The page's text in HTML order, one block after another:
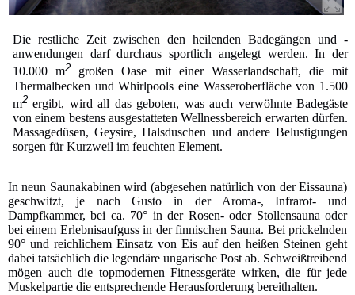
Die restliche Zeit zwischen den heilenden Badegängen und -
anwendungen darf durchaus sportlich angelegt werden. In der
10.000 m2 großen Oase mit einer Wasserlandschaft, die mit
Thermalbecken und Whirlpools eine Wasseroberfläche von 1.500
m2 ergibt, wird all das geboten, was auch verwöhnte Badegäste
von einem bestens ausgestatteten Wellnessbereich erwarten dürfen.
Massagedüsen, Geysire, Halsduschen und andere Belustigungen
sorgen für Kurzweil im feuchten Element.
In neun Saunakabinen wird (abgesehen natürlich von der Eissauna)
geschwitzt, je nach Gusto in der Aroma-, Infrarot- und
Dampfkammer, bei ca. 70° in der Rosen- oder Stollensauna oder
bei einem Erlebnisaufguss in der finnischen Sauna. Bei prickelnden
90° und reichlichem Einsatz von Eis auf den heißen Steinen geht
dabei tatsächlich die legendäre ungarische Post ab. Schweißtreibend
mögen auch die topmodernen Fitnessgeräte wirken, die für jede
Muskelpartie die entsprechende Herausforderung bereithalten.